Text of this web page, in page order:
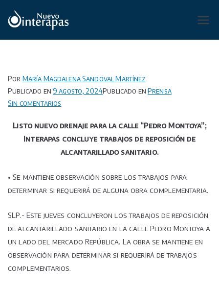
Potable, Alcantarillado y
Cerro de San Pedro.
Por María Magdalena Sandoval Martínez
Publicado en 9 agosto, 2024Publicado enPrensa
Sin comentarios
nuevo
drenaje
para
calle
“Pedro
Interapas
concluye
trabajos
Listo nuevo drenaje para la calle “Pedro Montoya”;
Interapas concluye trabajos de reposición de
alcantarillado sanitario.
• Se mantiene observación sobre los trabajos para
determinar si requerirá de alguna obra complementaria.
SLP.- Este jueves concluyeron los trabajos de reposición
de alcantarillado sanitario en la calle Pedro Montoya a
un lado del mercado República. La obra se mantiene en
observación para determinar si requerirá de trabajos
complementarios.